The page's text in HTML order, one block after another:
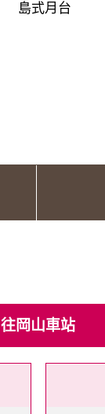
島式月台
往岡山車站